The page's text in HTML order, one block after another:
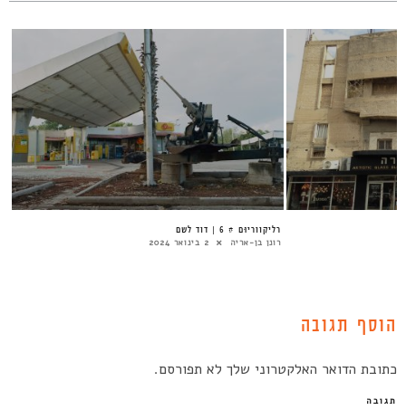
רֵליקוַוריוּם # 6 | דוד לשם
רונן בן-אריה 2 בינואר 2024
הוסף תגובה
כתובת הדואר האלקטרוני שלך לא תפורסם.
תגובה